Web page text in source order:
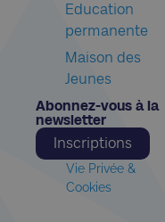
Education
permanente
Maison des
Jeunes
Abonnez-vous à la
newsletter​
Inscriptions
Vie Privée &
Cookies